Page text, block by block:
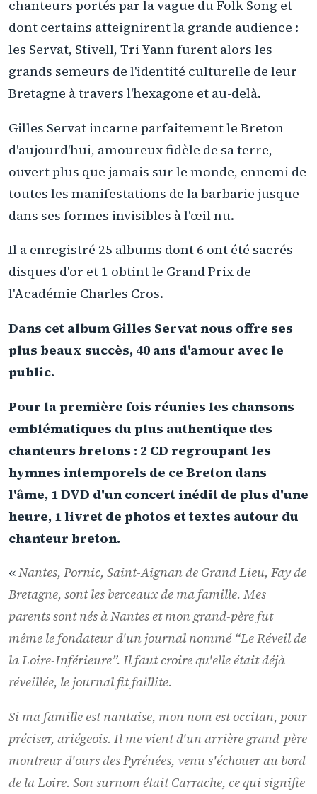
chanteurs portés par la vague du Folk Song et
dont certains atteignirent la grande audience :
les Servat, Stivell, Tri Yann furent alors les
grands semeurs de l'identité culturelle de leur
Bretagne à travers l'hexagone et au-delà.
Gilles Servat incarne parfaitement le Breton
d'aujourd'hui, amoureux fidèle de sa terre,
ouvert plus que jamais sur le monde, ennemi de
toutes les manifestations de la barbarie jusque
dans ses formes invisibles à l'œil nu.
Il a enregistré 25 albums dont 6 ont été sacrés
disques d'or et 1 obtint le Grand Prix de
l'Académie Charles Cros.
Dans cet album Gilles Servat nous offre ses
plus beaux succès, 40 ans d'amour avec le
public.
Pour la première fois réunies les chansons
emblématiques du plus authentique des
chanteurs bretons : 2 CD regroupant les
hymnes intemporels de ce Breton dans
l'âme, 1 DVD d'un concertinédit de plus d'une
heure, 1 livret de photos et textes autour du
chanteur breton.
«Nantes, Pornic, Saint-Aignan de Grand Lieu, Fay de
Bretagne, sont les berceaux de ma famille. Mes
parents sont nés à Nantes et mon grand-père fut
même le fondateur d'un journal nommé “Le Réveil de
la Loire-Inférieure”. Il faut croire qu'elle était déjà
réveillée, le journal fit faillite.
Si ma famille est nantaise, mon nom est occitan, pour
préciser, ariégeois. Il me vient d'un arrière grand-père
montreur d'ours des Pyrénées, venu s'échouer au bord
de la Loire. Son surnom était Carrache, ce qui signifie